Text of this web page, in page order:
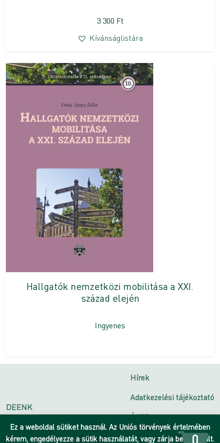
3 300 Ft
Kívánságlistára
Hallgatók nemzetközi mobilitása a XXI.
század elején
Ingyenes
DEENK
Debreceni Egyetem
Hírek
Adatkezelési tájékoztató
ÁSZF
Impresszum
Ez a weboldal sütiket használ. Az Uniós törvények értelmében
kérem, engedélyezze a sütik használatát, vagy zárja be az oldalt.
0